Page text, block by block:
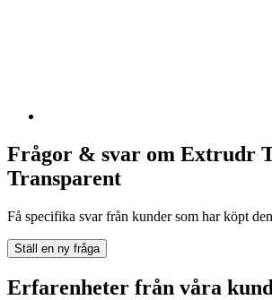
Frågor & svar om Extrudr
Transparent
Få specifika svar från kunder som har köpt
Ställ en ny fråga
Erfarenheter från våra